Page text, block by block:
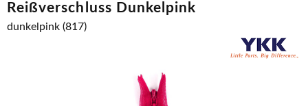
Reißverschluss Dunkelpink
dunkelpink (817)